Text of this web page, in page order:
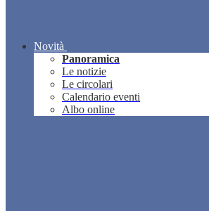
Novità
Panoramica
Le notizie
Le circolari
Calendario eventi
Albo online